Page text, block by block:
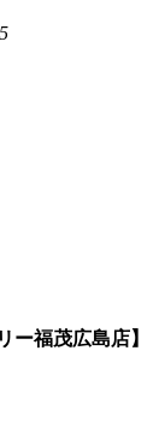
福茂広島店】